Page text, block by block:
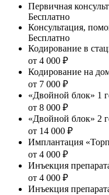
Первичная
Бесплатно
Консультация,
Бесплатно
Кодирование в
от 4 000 ₽
Кодирование на
от 7 000 ₽
«Двойной блок» 1
от 8 000 ₽
«Двойной блок» 2
от 14 000 ₽
Имплантация
от 4 000 ₽
Инъекция
от 4 000 ₽
Инъекция